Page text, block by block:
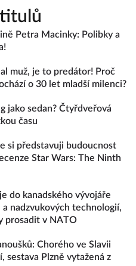
Petra Macinky: Polibky a
muž, je to predátor! Proč
o 30 let mladší milenci?
jako sedan? Čtyřdveřová
času
si představuji budoucnost
Star Wars: The Ninth
do kanadského vývojáře
nadzvukových technologií,
prosadit v NATO
Chorého ve Slavii
sestava Plzně vytažená z